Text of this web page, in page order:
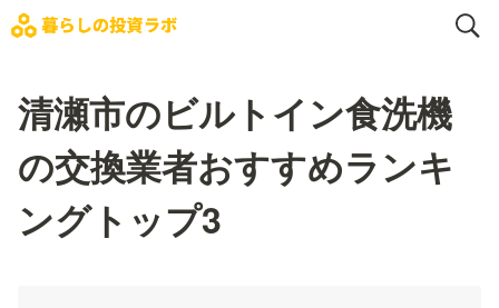
清瀬市のビルトイン食洗機
の交換業者おすすめランキ
ングトップ3